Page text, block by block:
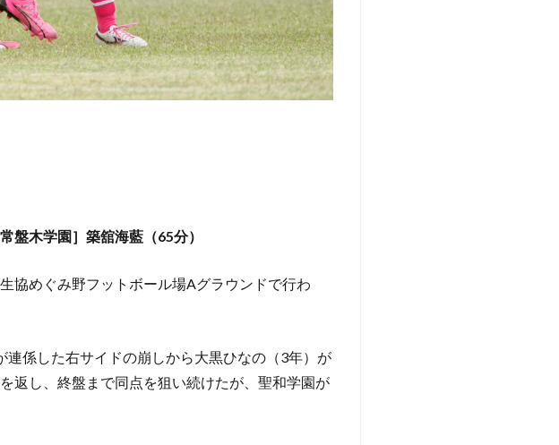
盤木学園］築舘海藍（65分）
協めぐみ野フットボール場Aグラウンドで行わ
係した右サイドの崩しから大黒ひなの（3年）が
返し、終盤まで同点を狙い続けたが、聖和学園が